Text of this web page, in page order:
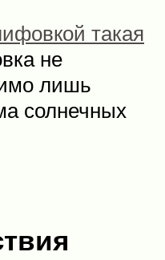
такая
не
лишь
солнечных